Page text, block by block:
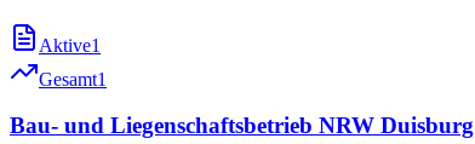
Aktive1
Gesamt1
Bau- und Liegenschaftsbetrieb NRW Duisburg